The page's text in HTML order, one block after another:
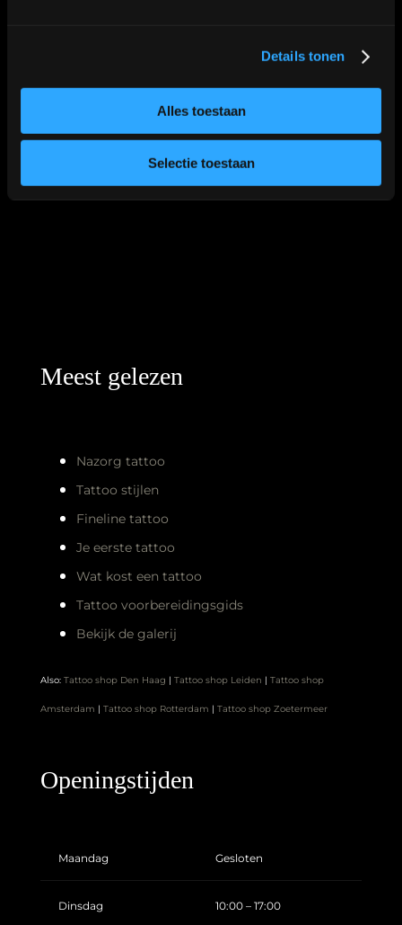
Details tonen
Alles toestaan
Selectie toestaan
Meest gelezen
Nazorg tattoo
Tattoo stijlen
Fineline tattoo
Je eerste tattoo
Wat kost een tattoo
Tattoo voorbereidingsgids
Bekijk de galerij
Also: Tattoo shop Den Haag | Tattoo shop Leiden | Tattoo shop
Amsterdam | Tattoo shop Rotterdam | Tattoo shop Zoetermeer
Openingstijden
Maandag Gesloten
Dinsdag 10:00 – 17:00